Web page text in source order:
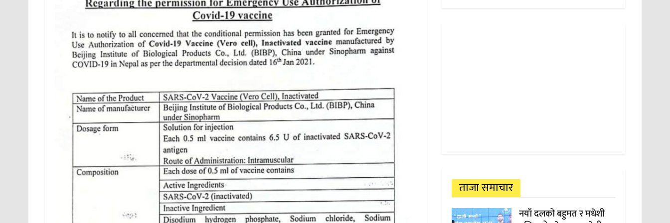
ताजा समाचार
नयाँ दलको बहुमत र मधेशी